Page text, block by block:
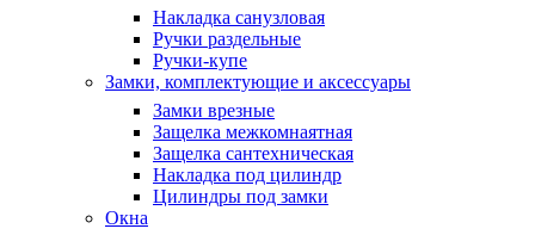
Накладка санузловая
Ручки раздельные
Ручки-купе
Замки, комплектующие и аксессуары
Замки врезные
Защелка межкомнаятная
Защелка сантехническая
Накладка под цилиндр
Цилиндры под замки
Окна